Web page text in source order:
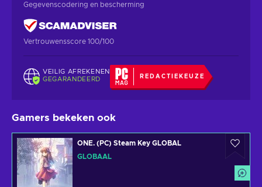
Gegevenscodering en bescherming
Vertrouwensscore 100/100
VEILIG AFREKENEN
GEGARANDEERD
REDACTIEKEUZE
Gamers bekeken ook
ONE. (PC) Steam Key GLOBAL
GLOBAAL